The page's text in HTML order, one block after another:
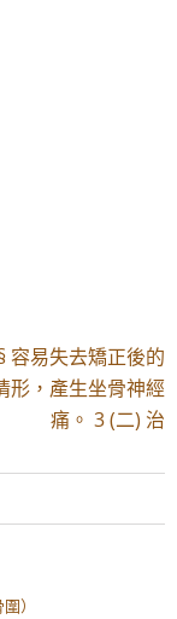
容易失去矯正後的
形，產生坐骨神經
痛。 3 (二) 治
）